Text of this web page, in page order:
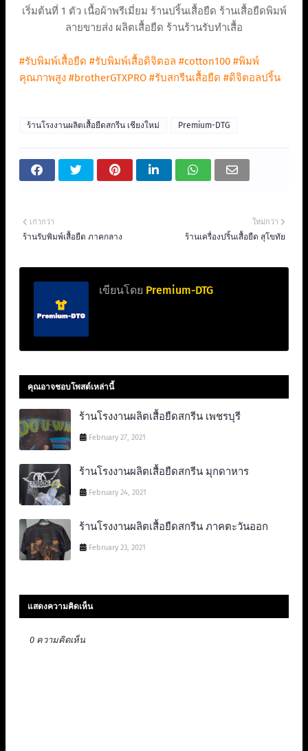
เริ่มต้นที่ 1 ตัว เนื้อผ้าพรีเมี่ยม ร้านปริ้นเสื้อยืด ร้านเสื้อยืดพิมพ์
ลายขายส่ง ผลิตเสื้อยืด ร้านร้านรับทำเสื้อ
#รับพิมพ์เสื้อยืด #รับพิมพ์เสื้อดิจิตอล #cotton100 #พิมพ์
คุณภาพสูง #brotherGTXPRO #รับสกรีนเสื้อยืด #ดิจิตอลปริ้น
ร้านโรงงานผลิตเสื้อยืดสกรีน เชียงใหม่ Premium-DTG
ใหม่กว่า
ร้านเครื่องปริ้นเสื้อยืด สุโขทัย
เก่ากว่า
ร้านรับพิมพ์เสื้อยืด ภาคกลาง
เขียนโดย Premium-DTG
คุณอาจชอบโพสต์เหล่านี้
ร้านโรงงานผลิตเสื้อยืดสกรีน เพชรบุรี
February 27, 2021
ร้านโรงงานผลิตเสื้อยืดสกรีน มุกดาหาร
February 24, 2021
ร้านโรงงานผลิตเสื้อยืดสกรีน ภาคตะวันออก
February 23, 2021
แสดงความคิดเห็น
0 ความคิดเห็น